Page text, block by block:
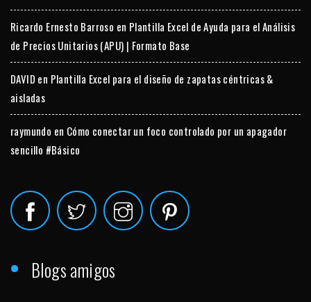
Ricardo Ernesto Barroso en Plantilla Excel de Ayuda para el Análisis
de Precios Unitarios (APU) | Formato Base
DAVID en Plantilla Excel para el diseño de zapatas céntricas &
aisladas
raymundo en Cómo conectar un foco controlado por un apagador
sencillo #Básico
Blogs amigos